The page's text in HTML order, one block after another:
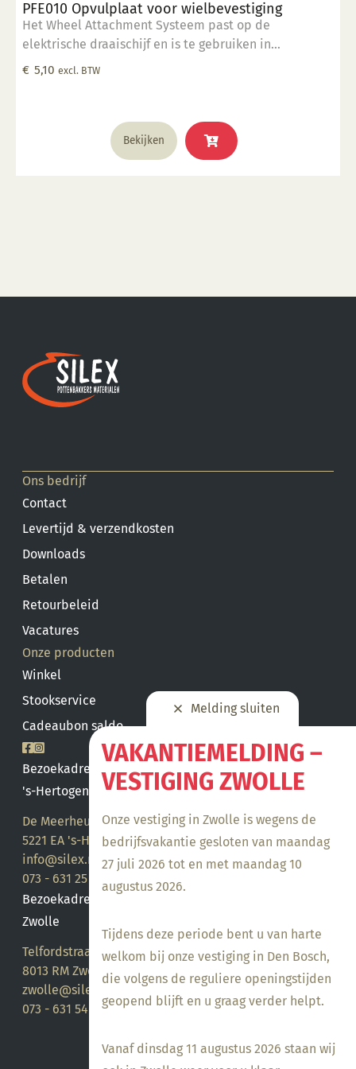
Melding sluiten
VAKANTIEMELDING –
VESTIGING ZWOLLE
Onze vestiging in Zwolle is wegens de
bedrijfsvakantie gesloten van maandag
27 juli 2026 tot en met maandag 10
augustus 2026.
Tijdens deze periode bent u van harte
welkom bij onze vestiging in Den Bosch,
die volgens de reguliere openingstijden
geopend blijft en u graag verder helpt.
Vanaf dinsdag 11 augustus 2026 staan wij
PFE010 Opvulplaat voor wielbevestiging
Het Wheel Attachment Systeem past op de
elektrische draaischijf en is te gebruiken in
combinatie met de rim sjablonen en ronde vormen.
€ 5,10 excl. BTW
Bekijken
Ons bedrijf
Contact
Levertijd & verzendkosten
Downloads
Betalen
Retourbeleid
Vacatures
Onze producten
Winkel
Stookservice
Cadeaubon saldo
Bezoekadres
's-Hertogenbosch
De Meerheuvel 21
5221 EA 's-Hertogenbosch
info@silex.nl
073 - 631 25 28
Bezoekadres
Zwolle
Telfordstraat 14
8013 RM Zwolle
zwolle@silex.nl
073 - 631 54 05